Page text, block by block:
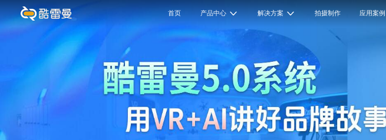
首页 产品中心 解决方案 拍摄制作 应用案例